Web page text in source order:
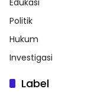
Edukasi
Politik
Hukum
Investigasi
Label